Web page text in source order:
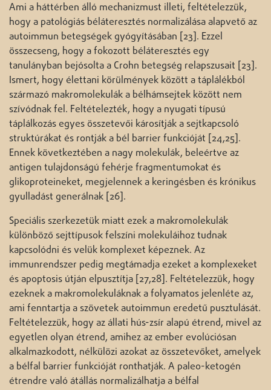
Ami a háttérben álló mechanizmust illeti, feltételezzük,
hogy a patológiás béláteresztés normalizálása alapvető az
autoimmun betegségek gyógyításában [23]. Ezzel
összecseng, hogy a fokozott béláteresztés egy
tanulányban bejósolta a Crohn betegség relapszusait [23].
Ismert, hogy élettani körülmények között a táplálékból
származó makromolekulák a bélhámsejtek között nem
szívódnak fel. Feltételezték, hogy a nyugati típusú
táplálkozás egyes összetevői károsítják a sejtkapcsoló
struktúrákat és rontják a bél barrier funkcióját [24,25].
Ennek következtében a nagy molekulák, beleértve az
antigen tulajdonságú fehérje fragmentumokat és
glikoproteineket, megjelennek a keringésben és krónikus
gyulladást generálnak [26].
Speciális szerkezetük miatt ezek a makromolekulák
különböző sejttípusok felszíni molekuláihoz tudnak
kapcsolódni és velük komplexet képeznek. Az
immunrendszer pedig megtámadja ezeket a komplexeket
és apoptosis útján elpusztítja [27,28]. Feltételezzük, hogy
ezeknek a makromolekuláknak a folyamatos jelenléte az,
ami fenntartja a szövetek autoimmun eredetű pusztulását.
Feltételezzük, hogy az állati hús-zsír alapú étrend, mivel az
egyetlen olyan étrend, amihez az ember evolúciósan
alkalmazkodott, nélkülözi azokat az összetevőket, amelyek
a bélfal barrier funkcióját ronthatják. A paleo-ketogén
étrendre való átállás normalizálhatja a bélfal